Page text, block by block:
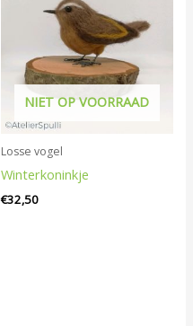
NIET OP VOORRAAD
Losse vogel
Winterkoninkje
€32,50